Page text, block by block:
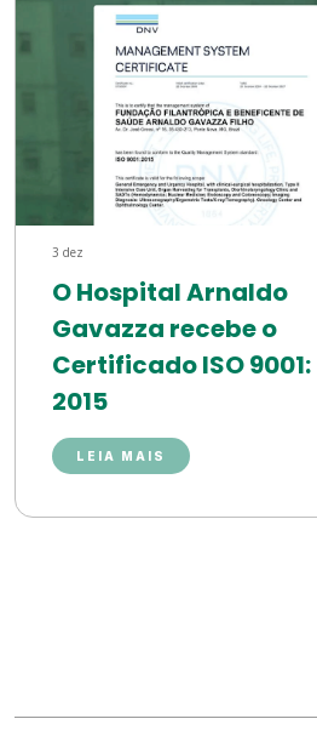
3 dez
O Hospital Arnaldo
Gavazza recebe o
Certificado ISO 9001:
2015
LEIA MAIS